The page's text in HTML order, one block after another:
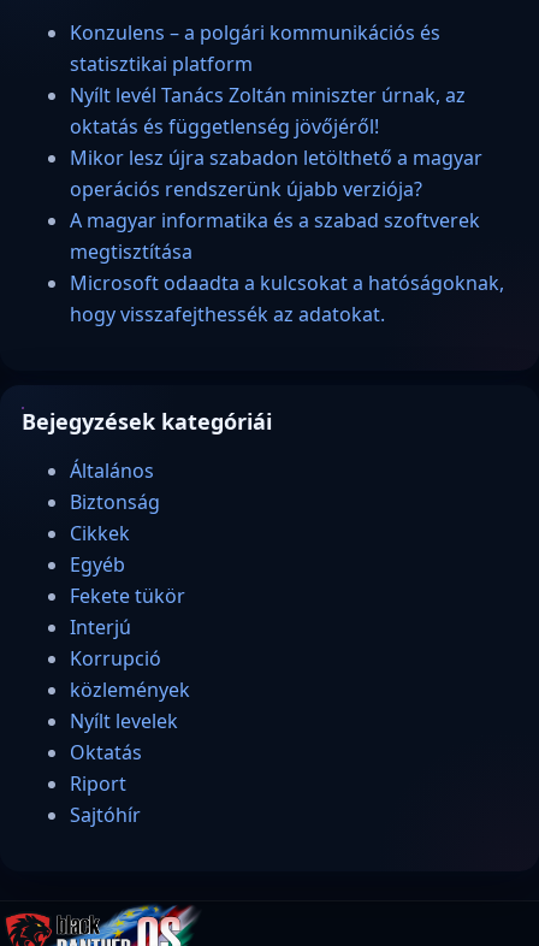
Konzulens – a polgári kommunikációs és
statisztikai platform
Nyílt levél Tanács Zoltán miniszter úrnak, az
oktatás és függetlenség jövőjéről!
Mikor lesz újra szabadon letölthető a magyar
operációs rendszerünk újabb verziója?
A magyar informatika és a szabad szoftverek
megtisztítása
Microsoft odaadta a kulcsokat a hatóságoknak,
hogy visszafejthessék az adatokat.
Bejegyzések kategóriái
Általános
Biztonság
Cikkek
Egyéb
Fekete tükör
Interjú
Korrupció
közlemények
Nyílt levelek
Oktatás
Riport
Sajtóhír